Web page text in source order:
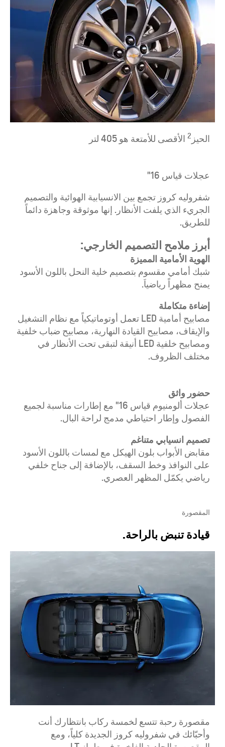
الحيز 2 الأقصى للأمتعة هو 405 لتر
عجلات قياس 16"
شفروليه كروز تجمع بين الانسيابية الهوائية والتصميم
الجريء الذي يلفت الأنظار. إنها موثوقة وجاهزة دائماً
للطريق.
أبرز ملامح التصميم الخارجي:
الهوية الأمامية المميزة
شبك أمامي مقسوم بتصميم خلية النحل باللون الأسود
يمنح مظهراً رياضياَ.
إضاءة متكاملة
مصابيح أمامية LED تعمل أوتوماتيكياً مع نظام التشغيل
والإيقاف، مصابيح القيادة النهارية، مصابيح ضباب خلفية
ومصابيح خلفية LED أنيقة لتبقى تحت الأنظار في
مختلف الظروف.
حضور واثق
عجلات ألومنيوم قياس 16" مع إطارات مناسبة لجميع
الفصول وإطار احتياطي مدمج لراحة البال.
تصميم انسيابي متناغم
مقابض الأبواب بلون الهيكل مع لمسات باللون الأسود
على النوافذ وخط السقف، بالإضافة إلى جناح خلفي
رياضي يكمّل المظهر العصري.
المقصورة
قيادة تنبض بالراحة.
مقصورة رحبة تتسع لخمسة ركاب بانتظارك أنت
وأحبّائك في شفروليه كروز الجديدة كلياً، ومع